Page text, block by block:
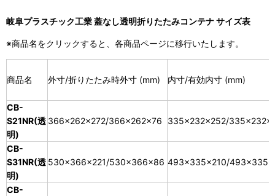
岐阜プラスチック工業 蓋なし透明折りたたみコンテナ サイズ表
※商品名をクリックすると、各商品ページに移行いたします。
商品名 外寸/折りたたみ時外寸 (mm) 内寸/有効内寸 (mm)
CB-
S21NR(透
明)
366×262×272/366×262×76 335×232×252/
CB-
S31NR(透
明)
530×366×221/530×366×86 493×335×210/
CB-